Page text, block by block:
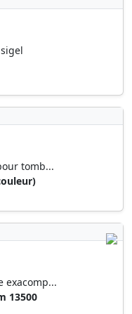
fls